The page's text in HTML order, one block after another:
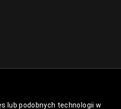
lub podobnych technologii w
– Program